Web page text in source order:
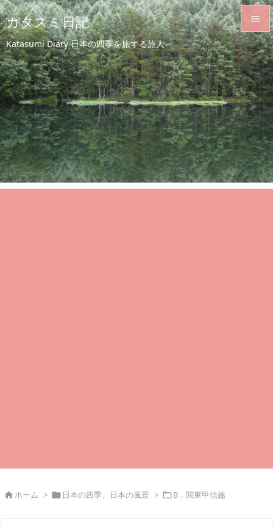
カタスミ日記
Katasumi Diary 日本の四季を旅する旅人


メニュ

サイド

前へ

次へ

検索
ホーム >  日本の四季、日本の風景 > B．関東甲信越